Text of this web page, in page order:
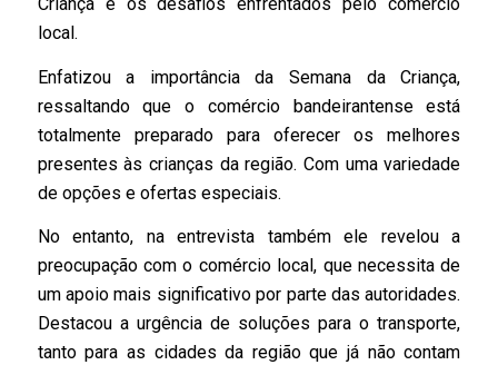
local.
Enfatizou a importância da Semana da Criança,
ressaltando que o comércio bandeirantense está
totalmente preparado para oferecer os melhores
presentes às crianças da região. Com uma variedade
de opções e ofertas especiais.
No entanto, na entrevista também ele revelou a
preocupação com o comércio local, que necessita de
um apoio mais significativo por parte das autoridades.
Destacou a urgência de soluções para o transporte,
tanto para as cidades da região que já não contam